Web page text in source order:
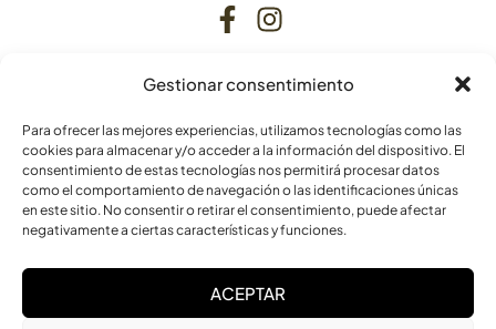
Gestionar consentimiento
Para ofrecer las mejores experiencias, utilizamos tecnologías como las
cookies para almacenar y/o acceder a la información del dispositivo. El
consentimiento de estas tecnologías nos permitirá procesar datos
como el comportamiento de navegación o las identificaciones únicas
en este sitio. No consentir o retirar el consentimiento, puede afectar
negativamente a ciertas características y funciones.
ACEPTAR
C. Bardenas Reales, 11, bajo
31006 Pamplona
Navarra